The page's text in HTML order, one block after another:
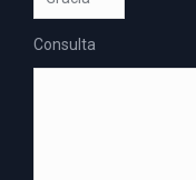
Consulta